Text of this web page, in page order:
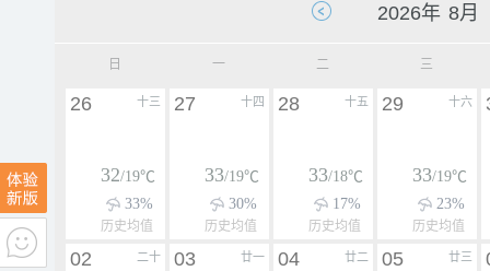
日 一 二 三
十三
26
32/19℃
33%
历史均值
十四
27
33/19℃
30%
历史均值
十五
28
33/18℃
17%
历史均值
十六
29
33/19℃
23%
历史均值
二十
02 廿一
03 廿二
04 廿三
05